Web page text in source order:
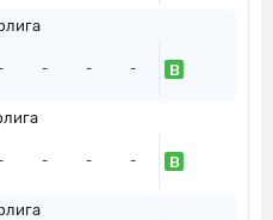
- - - В
- - - В